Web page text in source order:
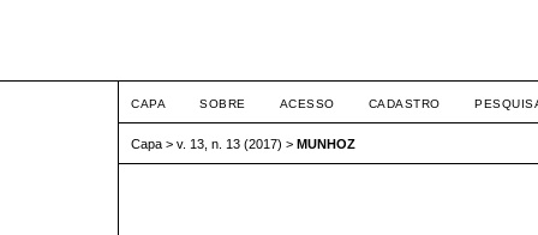
CAPA SOBRE ACESSO CADASTRO
Capa > v. 13, n. 13 (2017) > MUNHOZ